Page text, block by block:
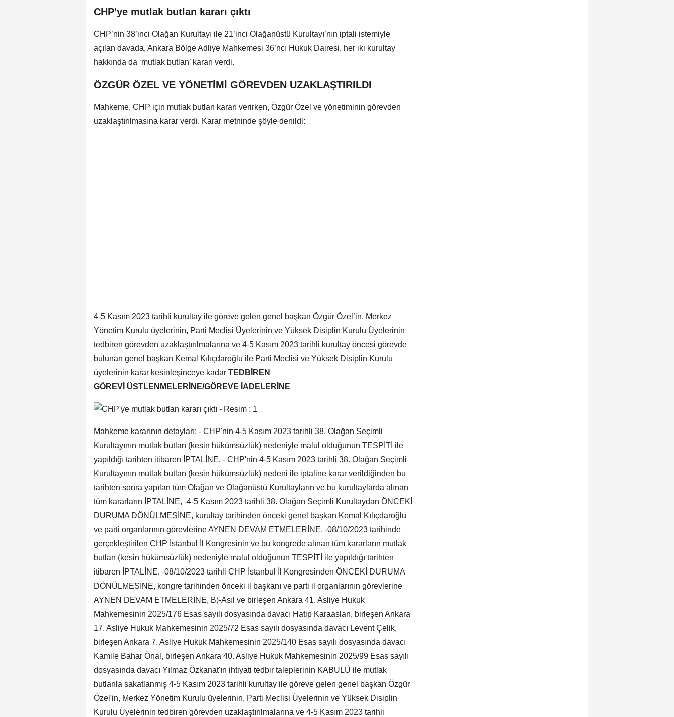
CHP'ye mutlak butlan kararı çıktı
CHP’nin 38’inci Olağan Kurultayı ile 21’inci Olağanüstü Kurultayı’nın iptali istemiyle
açılan davada, Ankara Bölge Adliye Mahkemesi 36’ncı Hukuk Dairesi, her iki kurultay
hakkında da ‘mutlak butlan’ kararı verdi.
ÖZGÜR ÖZEL VE YÖNETİMİ GÖREVDEN UZAKLAŞTIRILDI
Mahkeme, CHP için mutlak butlan kararı verirken, Özgür Özel ve yönetiminin görevden
uzaklaştırılmasına karar verdi. Karar metninde şöyle denildi:
4-5 Kasım 2023 tarihli kurultay ile göreve gelen genel başkan Özgür Özel’in, Merkez
Yönetim Kurulu üyelerinin, Parti Meclisi Üyelerinin ve Yüksek Disiplin Kurulu Üyelerinin
tedbiren görevden uzaklaştırılmalarına ve 4-5 Kasım 2023 tarihli kurultay öncesi görevde
bulunan genel başkan Kemal Kılıçdaroğlu ile Parti Meclisi ve Yüksek Disiplin Kurulu
üyelerinin karar kesinleşinceye kadar TEDBİREN
GÖREVİ ÜSTLENMELERİNE/GÖREVE İADELERİNE
Mahkeme kararının detayları: - CHP'nin 4-5 Kasım 2023 tarihli 38. Olağan Seçimli
Kurultayının mutlak butlan (kesin hükümsüzlük) nedeniyle malul olduğunun TESPİTİ ile
yapıldığı tarihten itibaren İPTALİNE, - CHP'nin 4-5 Kasım 2023 tarihli 38. Olağan Seçimli
Kurultayının mutlak butlan (kesin hükümsüzlük) nedeni ile iptaline karar verildiğinden bu
tarihten sonra yapılan tüm Olağan ve Olağanüstü Kurultayların ve bu kurultaylarda alınan
tüm kararların İPTALİNE, -4-5 Kasım 2023 tarihli 38. Olağan Seçimli Kurultaydan ÖNCEKİ
DURUMA DÖNÜLMESİNE, kurultay tarihinden önceki genel başkan Kemal Kılıçdaroğlu
ve parti organlarının görevlerine AYNEN DEVAM ETMELERİNE, -08/10/2023 tarihinde
gerçekleştirilen CHP İstanbul İl Kongresinin ve bu kongrede alınan tüm kararların mutlak
butlan (kesin hükümsüzlük) nedeniyle malul olduğunun TESPİTİ ile yapıldığı tarihten
itibaren İPTALİNE, -08/10/2023 tarihli CHP İstanbul İl Kongresinden ÖNCEKİ DURUMA
DÖNÜLMESİNE, kongre tarihinden önceki il başkanı ve parti il organlarının görevlerine
AYNEN DEVAM ETMELERİNE, B)-Asıl ve birleşen Ankara 41. Asliye Hukuk
Mahkemesinin 2025/176 Esas sayılı dosyasında davacı Hatip Karaaslan, birleşen Ankara
17. Asliye Hukuk Mahkemesinin 2025/72 Esas sayılı dosyasında davacı Levent Çelik,
birleşen Ankara 7. Asliye Hukuk Mahkemesinin 2025/140 Esas sayılı dosyasında davacı
Kamile Bahar Önal, birleşen Ankara 40. Asliye Hukuk Mahkemesinin 2025/99 Esas sayılı
dosyasında davacı Yılmaz Özkanat'ın ihtiyati tedbir taleplerinin KABULÜ ile mutlak
butlanla sakatlanmış 4-5 Kasım 2023 tarihli kurultay ile göreve gelen genel başkan Özgür
Özel'in, Merkez Yönetim Kurulu üyelerinin, Parti Meclisi Üyelerinin ve Yüksek Disiplin
Kurulu Üyelerinin tedbiren görevden uzaklaştırılmalarına ve 4-5 Kasım 2023 tarihli